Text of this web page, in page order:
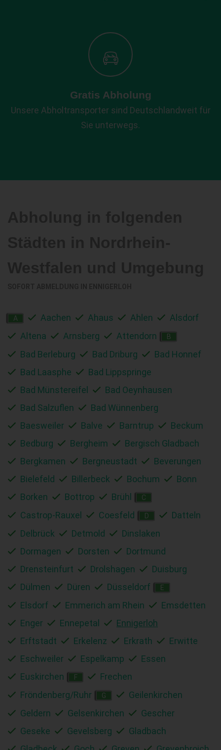
Gratis Abholung
Unsere Abholtransporter sind Deutschlandweit für
Sie unterwegs.
A Aachen Ahaus Ahlen
Alsdorf
Altena
Arnsberg Attendorn B
Bad Berleburg Bad Driburg
Bad Honnef
Bad Laasphe
Bad Lippspringe
Bad Münstereifel
Bad Oeynhausen
Bad Salzuflen
Bad Wünnenberg
Baesweiler
Balve Barntrup
Beckum
Bedburg
Bergheim
Bergisch Gladbach
Bergkamen
Bergneustadt
Beverungen
Bielefeld
Billerbeck Bochum
Bonn
Borken
Bottrop Brühl C
Castrop-Rauxel Coesfeld D
Datteln
Delbrück
Detmold
Dinslaken
Dormagen
Dorsten
Dortmund
Drensteinfurt
Drolshagen
Duisburg
Dülmen
Düren Düsseldorf E
Elsdorf Emmerich am Rhein
Emsdetten
Enger
Ennepetal
Ennigerloh
Erftstadt
Erkelenz Erkrath
Erwitte
Eschweiler
Espelkamp
Essen
Euskirchen
F
Frechen
Fröndenberg/Ruhr
G
Geilenkirchen
Geldern
Gelsenkirchen
Gescher
Geseke
Gevelsberg
Gladbach